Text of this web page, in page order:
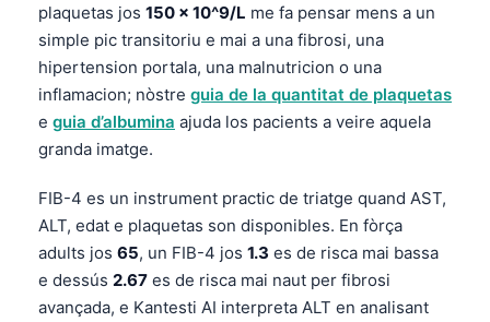
plaquetas jos 150 × 10^9/L me fa pensar mens a un
simple pic transitoriu e mai a una fibrosi, una
hipertension portala, una malnutricion o una
inflamacion; nòstre guia de la quantitat de plaquetas
e guia d’albumina ajuda los pacients a veire aquela
granda imatge.
FIB-4 es un instrument practic de triatge quand AST,
ALT, edat e plaquetas son disponibles. En fòrça
adults jos 65, un FIB-4 jos 1.3 es de risca mai bassa
e dessús 2.67 es de risca mai naut per fibrosi
avançada, e Kantesti AI interpreta ALT en analisant
Српски језик
Svenska
Bosanski
Azərbaycan dili
日本語
Čeština
ქართული
Русский